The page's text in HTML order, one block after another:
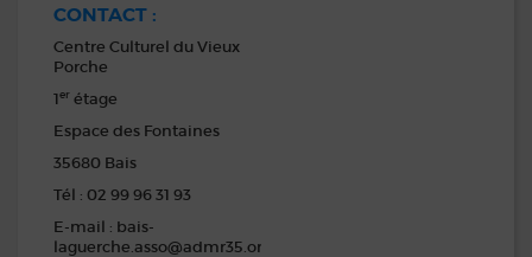
CONTACT :
Centre Culturel du Vieux
Porche
1er étage
Espace des Fontaines
35680 Bais
Tél : 02 99 96 31 93
E-mail : bais-
laguerche.asso@admr35.org